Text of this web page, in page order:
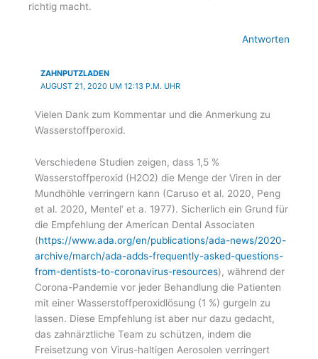
richtig macht.
Antworten
ZAHNPUTZLADEN
AUGUST 21, 2020 UM 12:13 P.M. UHR
Vielen Dank zum Kommentar und die Anmerkung zu
Wasserstoffperoxid.
Verschiedene Studien zeigen, dass 1,5 %
Wasserstoffperoxid (H2O2) die Menge der Viren in der
Mundhöhle verringern kann (Caruso et al. 2020, Peng
et al. 2020, Mentel‘ et a. 1977). Sicherlich ein Grund für
die Empfehlung der American Dental Associaten
(https://www.ada.org/en/publications/ada-news/2020-
archive/march/ada-adds-frequently-asked-questions-
from-dentists-to-coronavirus-resources), während der
Corona-Pandemie vor jeder Behandlung die Patienten
mit einer Wasserstoffperoxidlösung (1 %) gurgeln zu
lassen. Diese Empfehlung ist aber nur dazu gedacht,
das zahnärztliche Team zu schützen, indem die
Freisetzung von Virus-haltigen Aerosolen verringert